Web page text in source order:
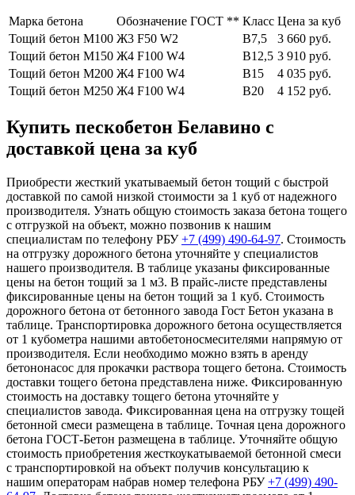
Марка бетона Обозначение ГОСТ ** Класс Цена за куб
Тощий бетон М100 Ж3 F50 W2 В7,5
3 660 руб.
Тощий бетон М150 Ж4 F100 W4 В12,5 3 910 руб.
Тощий бетон М200 Ж4 F100 W4 В15
4 035 руб.
Тощий бетон М250 Ж4 F100 W4 В20 4 152 руб.
Купить пескобетон Белавино с
доставкой цена за куб
Приобрести жесткий укатываемый бетон тощий с быстрой
доставкой по самой низкой стоимости за 1 куб от надежного
производителя. Узнать общую стоимость заказа бетона тощего
с отгрузкой на объект, можно позвонив к нашим
специалистам по телефону РБУ+7 (499) 490-64-97. Стоимость
на отгрузку дорожного бетона уточняйте у специалистов
нашего производителя. В таблице указаны фиксированные
цены на бетон тощий за 1 м3. В прайс-листе представлены
фиксированные цены на бетон тощий за 1 куб. Стоимость
дорожного бетона от бетонного завода Гост Бетон указана в
таблице. Транспортировка дорожного бетона осуществляется
от 1 кубометра нашими автобетоносмесителями напрямую от
производителя. Если необходимо можно взять в аренду
бетононасос для прокачки раствора тощего бетона. Стоимость
доставки тощего бетона представлена ниже. Фиксированную
стоимость на доставку тощего бетона уточняйте у
специалистов завода. Фиксированная цена на отгрузку тощей
бетонной смеси размещена в таблице. Точная цена дорожного
бетона ГОСТ-Бетон размещена в таблице. Уточняйте общую
стоимость приобретения жесткоукатываемой бетонной смеси
с транспортировкой на объект получив консультацию к
нашим операторам набрав номер телефона РБУ+7 (499) 490-